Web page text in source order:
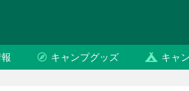
キャンプグッズ キャ